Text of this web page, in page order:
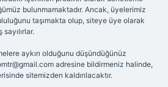
bulunmamaktadır. Ancak, üyelerimiz
taşımakta olup, siteye üye olarak
aykırı olduğunu düşündüğünüz
adresine bildirmeniz halinde,
sitemizden kaldırılacaktır.